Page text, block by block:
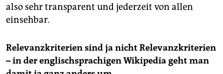
also sehr transparent und jederzeit von allen
einsehbar.
Relevanzkriterien sind ja nicht Relevanzkriterien
– in der englischsprachigen Wikipedia geht man